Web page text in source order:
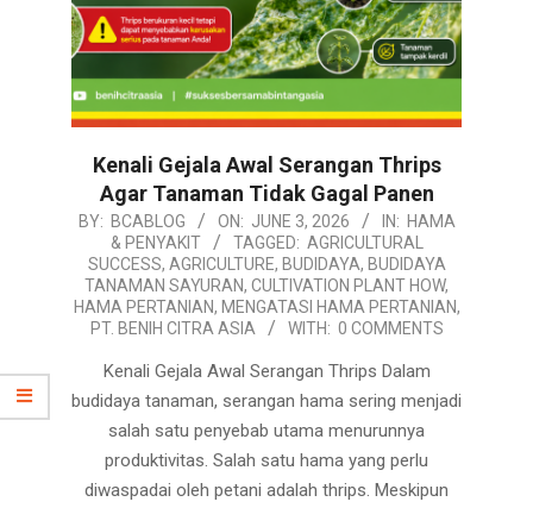
Kenali Gejala Awal Serangan Thrips
Agar Tanaman Tidak Gagal Panen
2026-
03
BY: BCABLOG ON: JUNE 3, 2026 IN: HAMA
& PENYAKIT
TAGGED: AGRICULTURAL
SUCCESS, AGRICULTURE, BUDIDAYA, BUDIDAYA
TANAMAN SAYURAN, CULTIVATION PLANT HOW,
HAMA PERTANIAN, MENGATASI HAMA PERTANIAN,
PT. BENIH CITRA ASIA
WITH: 0 COMMENTS
Kenali Gejala Awal Serangan Thrips Dalam
budidaya tanaman, serangan hama sering menjadi
salah satu penyebab utama menurunnya
produktivitas. Salah satu hama yang perlu
diwaspadai oleh petani adalah thrips. Meskipun